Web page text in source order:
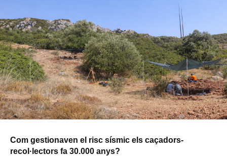
Com gestionaven el risc sísmic els caçadors-
recol·lectors fa 30.000 anys?